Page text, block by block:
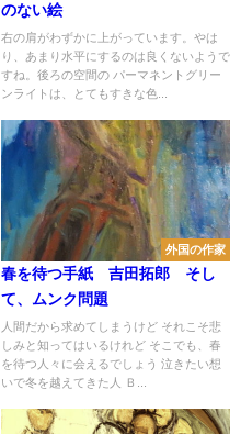
のない絵
右の肩がわずかに上がっています。やは
り、あまり水平にするのは良くないようで
すね。後ろの空間の パーマネントグリー
ンライトは、とてもすきな色...
外国の作家
春を待つ手紙 吉田拓郎 そし
て、ムンク問題
人間だから求めてしまうけど それこそ悲
しみと知ってはいるけれど そこでも、春
を待つ人々に会えるでしょう 泣きたい想
いで冬を越えてきた人 Ｂ...